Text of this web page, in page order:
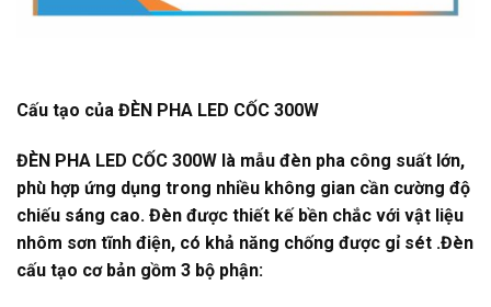
Cấu tạo của ĐÈN PHA LED CỐC 300W
ĐÈN PHA LED CỐC 300W là mẫu đèn pha công suất lớn,
phù hợp ứng dụng trong nhiều không gian cần cường độ
chiếu sáng cao. Đèn được thiết kế bền chắc với vật liệu
nhôm sơn tĩnh điện, có khả năng chống được gỉ sét .Đèn
cấu tạo cơ bản gồm 3 bộ phận: